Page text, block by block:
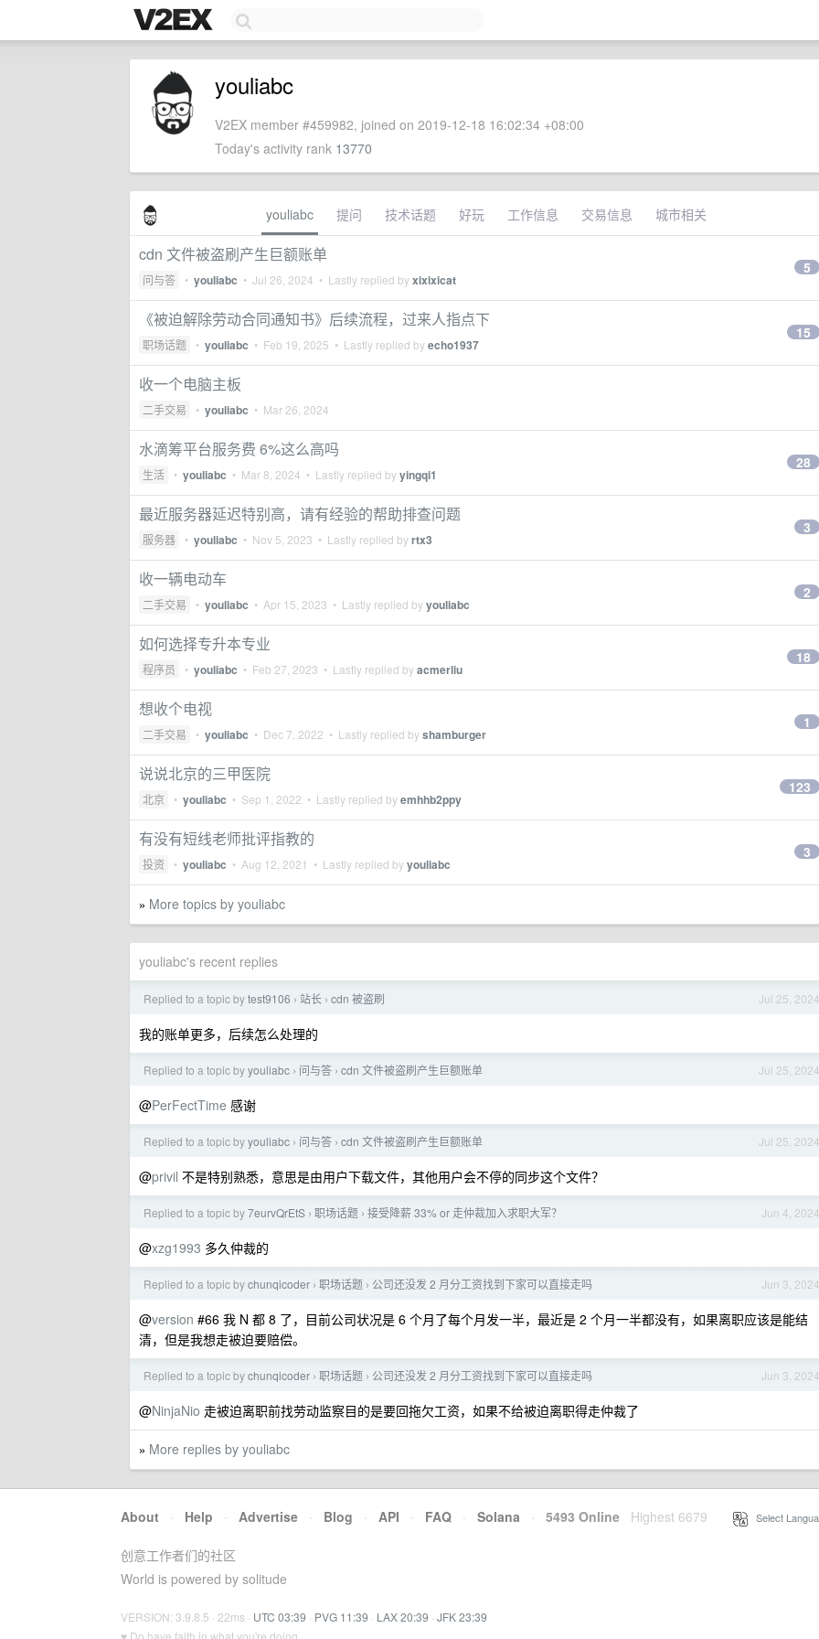
youliabc
V2EX member #459982, joined on 2019-12-18 16:02:34 +08:00
Today's activity rank 13770
youliabc 提问 技术话题 好玩 工作信息 交易信息 城市相关
cdn 文件被盗刷产生巨额账单
问与答 • youliabc • Jul 26, 2024 • Lastly replied byxixixicat
5
《被迫解除劳动合同通知书》后续流程，过来人指点下
职场话题 • youliabc • Feb 19, 2025 • Lastly replied byecho1937
15
收一个电脑主板
二手交易 • youliabc • Mar 26, 2024
水滴筹平台服务费 6%这么高吗
生活 • youliabc • Mar 8, 2024 • Lastly replied byyingqi1
28
最近服务器延迟特别高，请有经验的帮助排查问题
服务器 • youliabc • Nov 5, 2023 • Lastly replied byrtx3
3
收一辆电动车
二手交易 • youliabc • Apr 15, 2023 • Lastly replied byyouliabc
2
如何选择专升本专业
程序员 • youliabc • Feb 27, 2023 • Lastly replied byacmerliu
18
想收个电视
二手交易 • youliabc • Dec 7, 2022 • Lastly replied byshamburger
1
说说北京的三甲医院
北京 • youliabc • Sep 1, 2022 • Lastly replied byemhhb2ppy
123
有没有短线老师批评指教的
投资 • youliabc • Aug 12, 2021 • Lastly replied byyouliabc
3
» More topics by youliabc
youliabc's recent replies
Jul 25, 2024
Replied to a topic bytest9106 › 站长 › cdn 被盗刷
我的账单更多，后续怎么处理的
Jul 25, 2024
Replied to a topic byyouliabc › 问与答 › cdn 文件被盗刷产生巨额账单
@PerFectTime 感谢
Jul 25, 2024
Replied to a topic byyouliabc › 问与答 › cdn 文件被盗刷产生巨额账单
@privil 不是特别熟悉，意思是由用户下载文件，其他用户会不停的同步这个文件？
Jun 4, 2024
Replied to a topic by7eurvQrEtS › 职场话题 › 接受降薪 33% or 走仲裁加入求职大军？
@xzg1993 多久仲裁的
Jun 3, 2024
Replied to a topic bychunqicoder › 职场话题 › 公司还没发 2 月分工资找到下家可以直接走吗
@version #66 我 N 都 8 了，目前公司状况是 6 个月了每个月发一半，最近是 2 个月一半都没有，如果离职应该是能结
清，但是我想走被迫要赔偿。
Jun 3, 2024
Replied to a topic bychunqicoder › 职场话题 › 公司还没发 2 月分工资找到下家可以直接走吗
@NinjaNio 走被迫离职前找劳动监察目的是要回拖欠工资，如果不给被迫离职得走仲裁了
» More replies by youliabc
About · Help · Advertise · Blog · API · FAQ · Solana · 5493 Online Highest 6679 Select
创意工作者们的社区
World is powered by solitude
VERSION: 3.9.8.5 · 22ms · UTC 03:39 · PVG 11:39 · LAX 20:39 · JFK 23:39
♥ Do have faith in what you're doing.